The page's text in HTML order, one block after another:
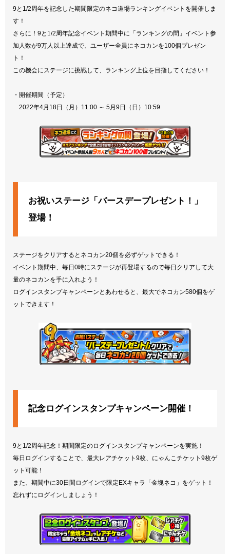
9と1/2周年を記念した期間限定のネコ道場ランキングイベントを開催しま
す！
さらに！9と1/2周年記念イベント期間中に「ランキングの間」イベント参
加人数が9万人以上達成で、ユーザー全員にネコカンを100個プレゼン
ト！
この機会にステージに挑戦して、ランキング上位を目指してください！
・開催期間（予定）
2022年4月18日（月）11:00 ～ 5月9日（日）10:59
お祝いステージ「バースデープレゼント！」
登場！
ステージをクリアするとネコカン20個を必ずゲットできる！
イベント期間中、毎日0時にステージが再登場するので毎日クリアして大
量のネコカンを手に入れよう！
ログインスタンプキャンペーンとあわせると、最大でネコカン580個をゲ
ットできます！
記念ログインスタンプキャンペーン開催！
9と1/2周年記念！期間限定のログインスタンプキャンペーンを実施！
毎日ログインすることで、最大レアチケット9枚、にゃんこチケット9枚ゲ
ット可能！
また、期間中に30日間ログインで限定EXキャラ「金塊ネコ」をゲット！
忘れずにログインしましょう！